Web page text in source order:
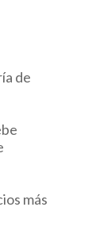
de
más